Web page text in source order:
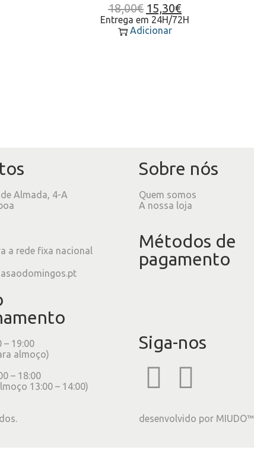
18,00€ 15,30€
Entrega em 24H/72H
Adicionar
Almada, 4-A
a rede fixa nacional
– 19:00
almoço)
– 18:00
13:00 – 14:00)
Sobre nós
Quem somos
A nossa loja
Métodos de
pagamento
Siga-nos
desenvolvido por MIUDO™